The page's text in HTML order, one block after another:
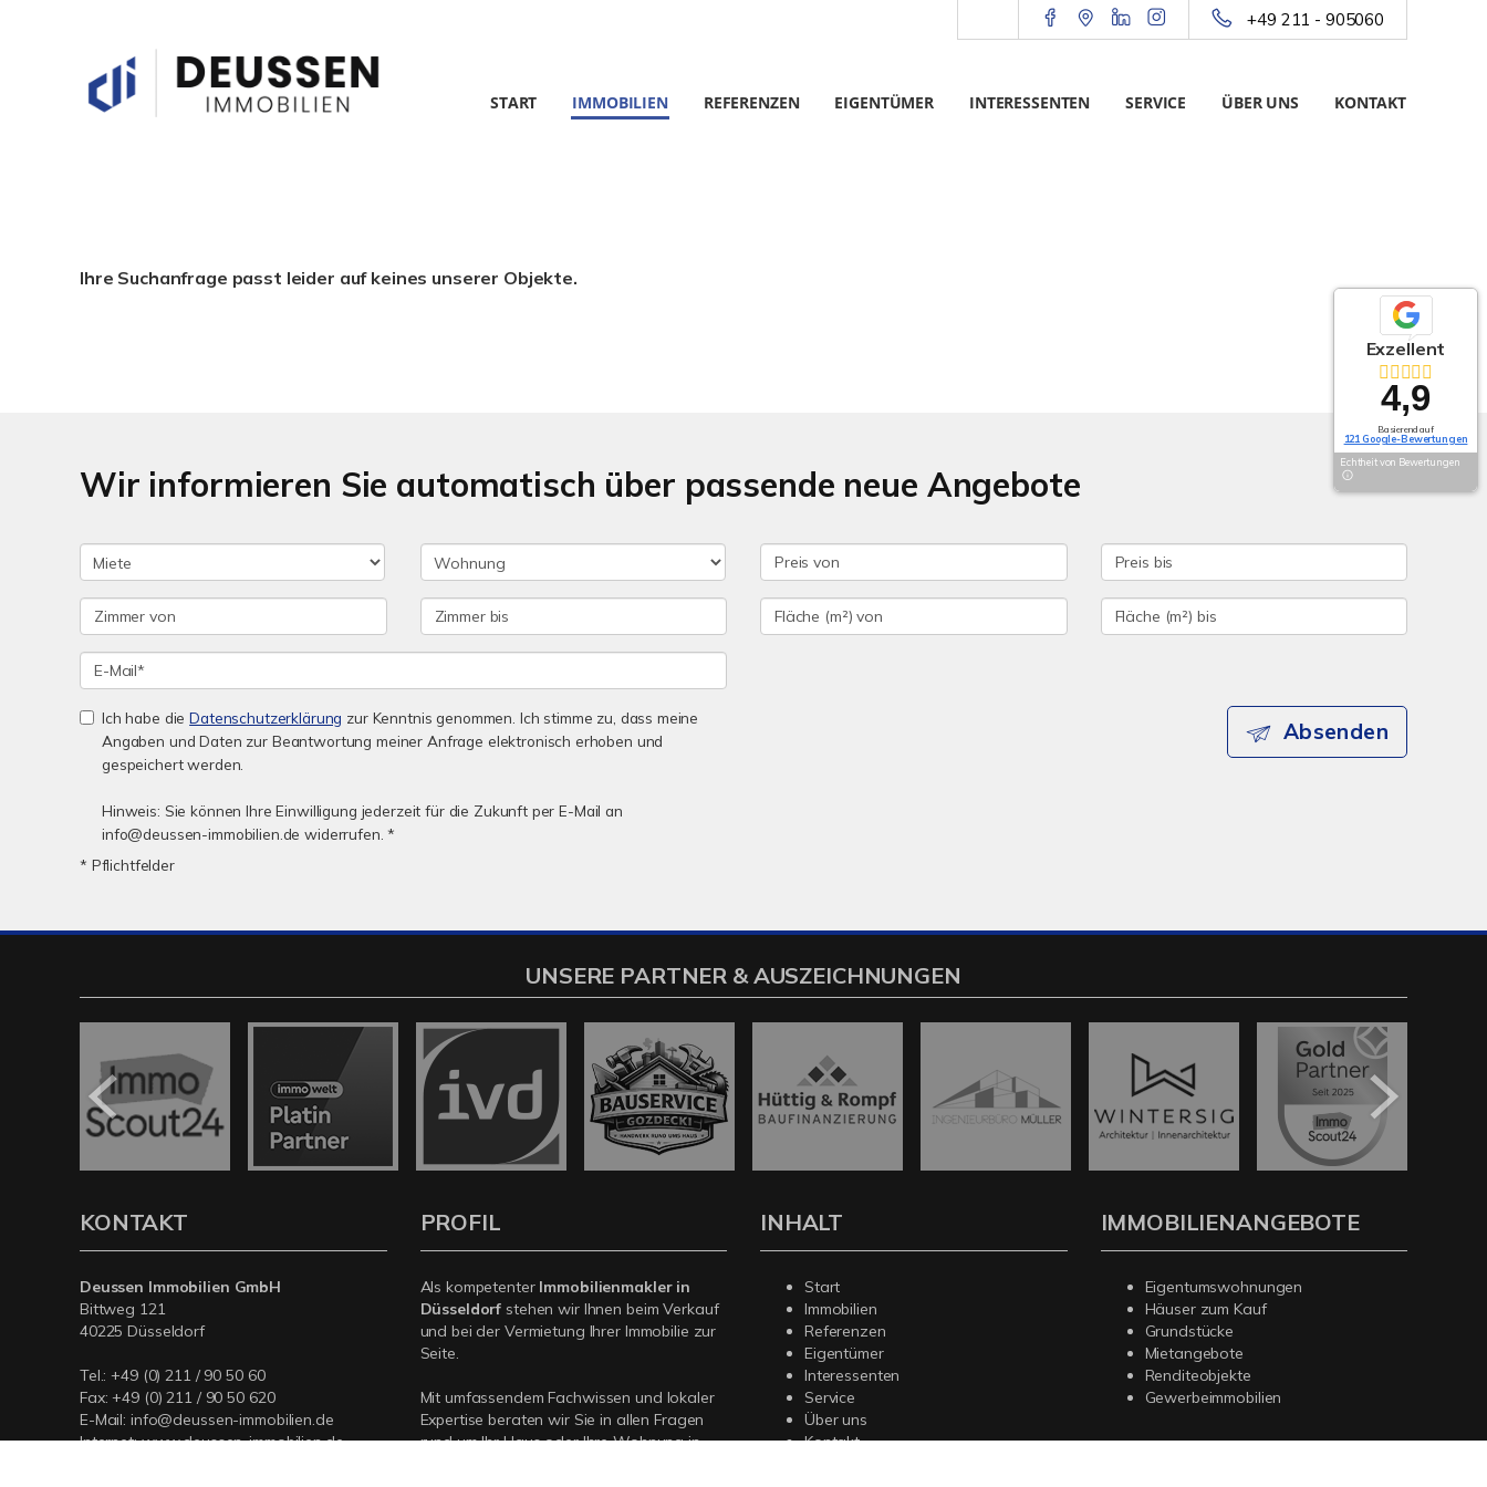
+49 211 - 905060
START IMMOBILIEN REFERENZEN EIGENTÜMER INTERESSENTEN SERVICE ÜBER UNS KONTAKT
Ihre Suchanfrage passt leider auf keines unserer Objekte.
Wir informieren Sie automatisch über passende neue Angebote
Ich habe dieDatenschutzerklärung zur Kenntnis genommen. Ich stimme zu, dass meine
Angaben und Daten zur Beantwortung meiner Anfrage elektronisch erhoben und
gespeichert werden.
Hinweis: Sie können Ihre Einwilligung jederzeit für die Zukunft per E-Mail an
info@deussen-immobilien.de widerrufen. *
* Pflichtfelder
Absenden
Exzellent
4,9
Basierend auf
121 Google-Bewertungen
Echtheit von Bewertungen
UNSERE PARTNER & AUSZEICHNUNGEN
KONTAKT
Deussen Immobilien GmbH
Bittweg 121
40225 Düsseldorf
Tel.:+49 (0) 211 / 90 50 60
Fax: +49 (0) 211 / 90 50 620
E-Mail: info@deussen-immobilien.de
Internet:www.deussen-immobilien.de
PROFIL
Als kompetenter Immobilienmakler in
Düsseldorf stehen wir Ihnen beim Verkauf
und bei der Vermietung Ihrer Immobilie zur
Seite.
Mit umfassendem Fachwissen und lokaler
Expertise beraten wir Sie in allen Fragen
rund um Ihr Haus oder Ihre Wohnung in
INHALT
Start
Immobilien
Referenzen
Eigentümer
Interessenten
Service
Über uns
Kontakt
IMMOBILIENANGEBOTE
Eigentumswohnungen
Häuser zum Kauf
Grundstücke
Mietangebote
Renditeobjekte
Gewerbeimmobilien